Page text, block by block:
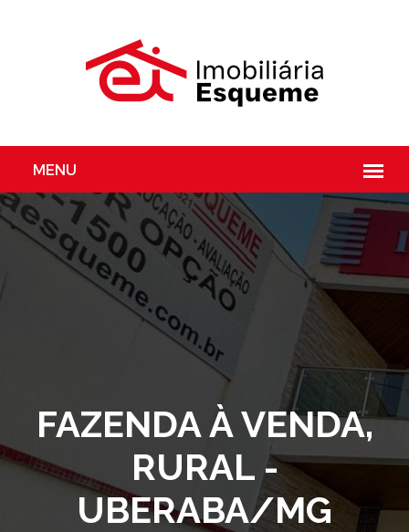
FAZENDA À VENDA,
RURAL -
UBERABA/MG